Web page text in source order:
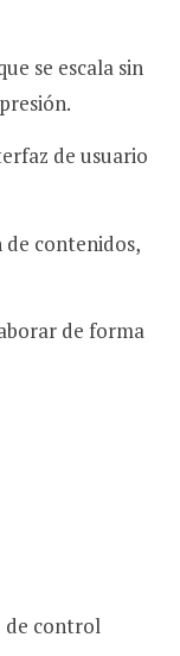
se escala sin
de usuario
de contenidos,
de forma
de control